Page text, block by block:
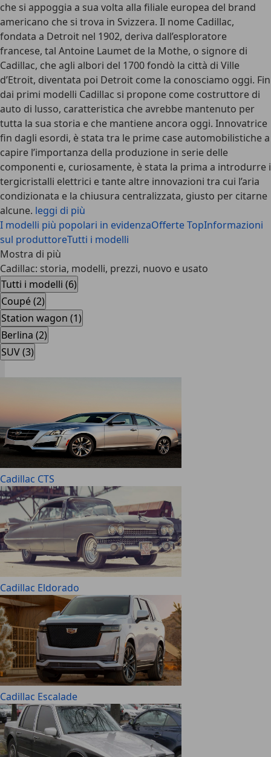
che si appoggia a sua volta alla filiale europea del brand
americano che si trova in Svizzera. Il nome Cadillac,
fondata a Detroit nel 1902, deriva dall’esploratore
francese, tal Antoine Laumet de la Mothe, o signore di
Cadillac, che agli albori del 1700 fondò la città di Ville
d’Etroit, diventata poi Detroit come la conosciamo oggi. Fin
dai primi modelli Cadillac si propone come costruttore di
auto di lusso, caratteristica che avrebbe mantenuto per
tutta la sua storia e che mantiene ancora oggi. Innovatrice
fin dagli esordi, è stata tra le prime case automobilistiche a
capire l’importanza della produzione in serie delle
componenti e, curiosamente, è stata la prima a introdurre i
tergicristalli elettrici e tante altre innovazioni tra cui l’aria
condizionata e la chiusura centralizzata, giusto per citarne
alcune. leggi di più
I modelli più popolari in evidenzaOfferte TopInformazioni
sul produttoreTutti i modelli
Mostra di più
Cadillac: storia, modelli, prezzi, nuovo e usato
Tutti i modelli (6)
Coupé (2)
Station wagon (1)
Berlina (2)
SUV (3)
Cadillac CTS
Cadillac Eldorado
Cadillac Escalade